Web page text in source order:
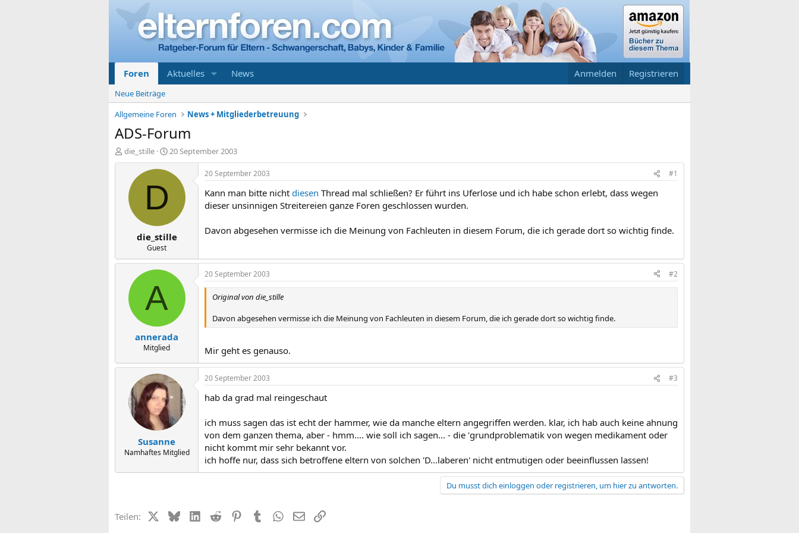
Foren Aktuelles News Anmelden Registrieren
Neue Beiträge
Allgemeine Foren
News + Mitgliederbetreuung
ADS-Forum
E
r
die_stille
E
r
s
t
a
20 September 2003
D
die_stille
Guest
20 September 2003 #1
Kann man bitte nicht diesen Thread mal schließen? Er führt ins Uferlose und ich habe schon erlebt, dass wegen
dieser unsinnigen Streitereien ganze Foren geschlossen wurden.
Davon abgesehen vermisse ich die Meinung von Fachleuten in diesem Forum, die ich gerade dort so wichtig finde.
A
annerada
Mitglied
20 September 2003 #2
Original von die_stille
Davon abgesehen vermisse ich die Meinung von Fachleuten in diesem Forum, die ich gerade dort so wichtig finde.
Mir geht es genauso.
Susanne
Namhaftes Mitglied
20 September 2003 #3
hab da grad mal reingeschaut
ich muss sagen das ist echt der hammer, wie da manche eltern angegriffen werden. klar, ich hab auch keine ahnung
von dem ganzen thema, aber - hmm.... wie soll ich sagen... - die 'grundproblematik von wegen medikament oder
nicht kommt mir sehr bekannt vor.
ich hoffe nur, dass sich betroffene eltern von solchen 'D...laberen' nicht entmutigen oder beeinflussen lassen!
Du musst dich einloggen oder registrieren, um hier zu antworten.
Teilen: X (Twitter)
BlueskyLinkedIn
Reddit PinterestTumblrWhatsApp
E-MailLink